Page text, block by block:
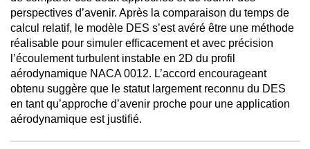
perspectives d’avenir. Après la comparaison du temps de
calcul relatif, le modèle DES s’est avéré être une méthode
réalisable pour simuler efficacement et avec précision
l’écoulement turbulent instable en 2D du profil
aérodynamique NACA 0012. L’accord encourageant
obtenu suggère que le statut largement reconnu du DES
en tant qu’approche d’avenir proche pour une application
aérodynamique est justifié.